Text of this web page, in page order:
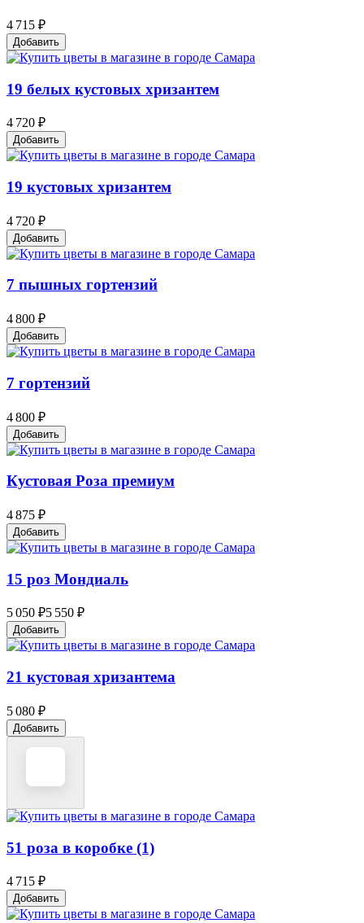
4 715 ₽
Добавить
19 белых кустовых хризантем
4 720 ₽
Добавить
19 кустовых хризантем
4 720 ₽
Добавить
7 пышных гортензий
4 800 ₽
Добавить
7 гортензий
4 800 ₽
Добавить
Кустовая Роза премиум
4 875 ₽
Добавить
15 роз Мондиаль
5 050 ₽5 550 ₽
Добавить
21 кустовая хризантема
5 080 ₽
Добавить
51 роза в коробке (1)
4 715 ₽
Добавить